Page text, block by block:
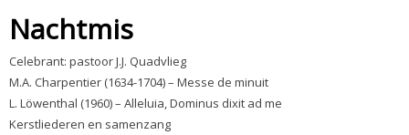
Nachtmis
Celebrant: pastoor J.J. Quadvlieg
M.A. Charpentier (1634-1704) – Messe de minuit
L. Löwenthal (1960) – Alleluia, Dominus dixit ad me
Kerstliederen en samenzang